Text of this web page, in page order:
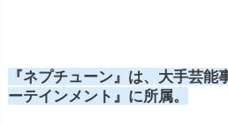
『ネプチューン』は、大手芸能
ーテインメント』に所属。